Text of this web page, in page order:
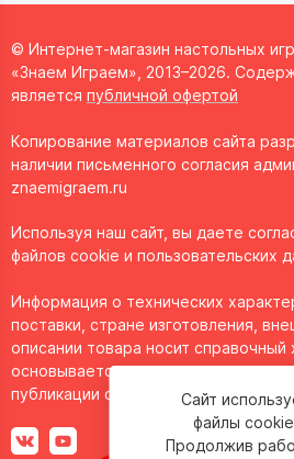
© Интернет-магазин настольных
«Знаем Играем», 2013–2026.
является публичной офертой
Копирование материалов сайта
наличии письменного согласия
znaemigraem.ru
Используя наш сайт, вы даете
файлов cookie и пользовательских
Информация о технических
поставки, стране изготовления,
описании товара носит справочный
основывается на последних
публикации сведениях.Сайт
файлы
Продолжив